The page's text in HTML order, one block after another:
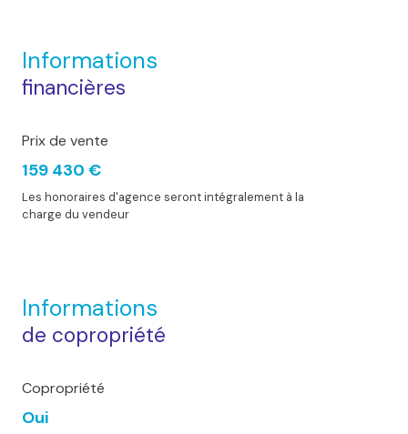
Informations
financières
Prix de vente
159 430 €
Les honoraires d'agence seront intégralement à la
charge du vendeur
Informations
de copropriété
Copropriété
Oui